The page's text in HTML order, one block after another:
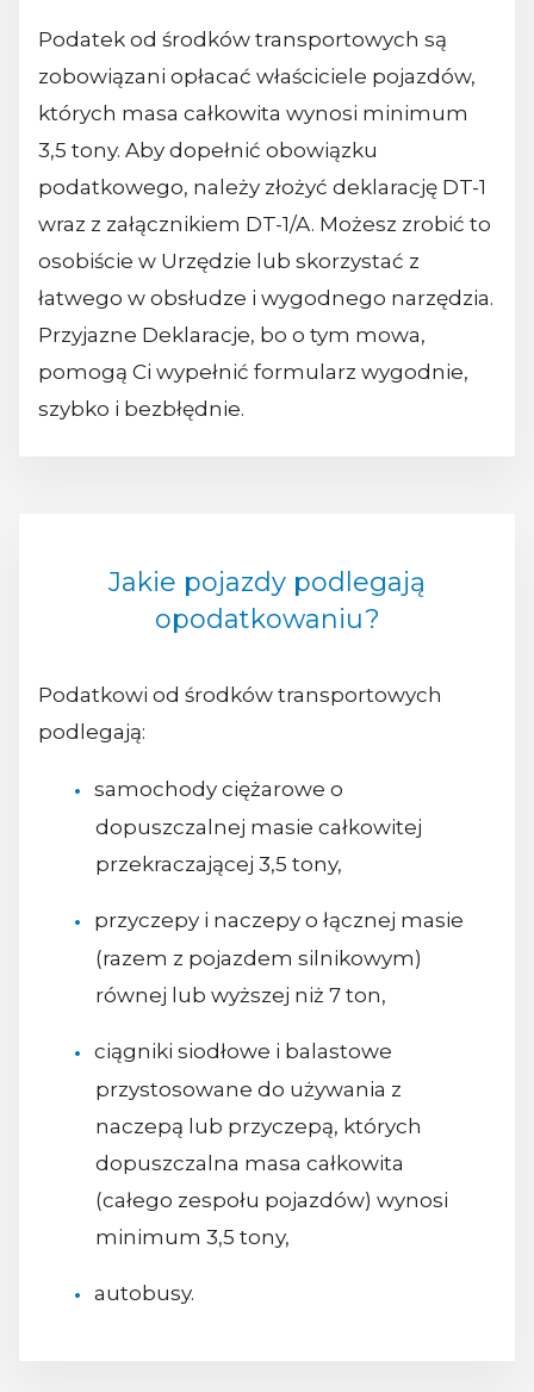
Podatek od środków transportowych są
zobowiązani opłacać właściciele pojazdów,
których masa całkowita wynosi minimum
3,5 tony. Aby dopełnić obowiązku
podatkowego, należy złożyć deklarację DT-1
wraz z załącznikiem DT-1/A. Możesz zrobić to
osobiście w Urzędzie lub skorzystać z
łatwego w obsłudze i wygodnego narzędzia.
Przyjazne Deklaracje, bo o tym mowa,
pomogą Ci wypełnić formularz wygodnie,
szybko i bezbłędnie.
Jakie pojazdy podlegają
opodatkowaniu?
Podatkowi od środków transportowych
podlegają:
samochody ciężarowe o
dopuszczalnej masie całkowitej
przekraczającej 3,5 tony,
przyczepy i naczepy o łącznej masie
(razem z pojazdem silnikowym)
równej lub wyższej niż 7 ton,
ciągniki siodłowe i balastowe
przystosowane do używania z
naczepą lub przyczepą, których
dopuszczalna masa całkowita
(całego zespołu pojazdów) wynosi
minimum 3,5 tony,
autobusy.